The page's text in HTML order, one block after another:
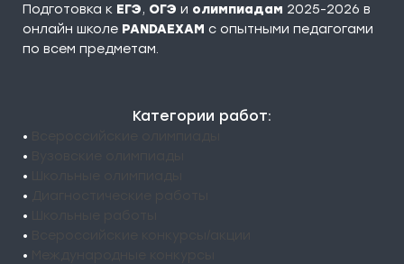
Подготовка к ЕГЭ, ОГЭ и олимпиадам 2025-2026 в
онлайн школе PANDAEXAM c опытными педагогами
по всем предметам.
Категории работ:
•
•
•
•
•
•
•